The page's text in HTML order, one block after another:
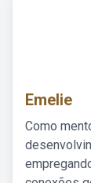
Emelie
Como